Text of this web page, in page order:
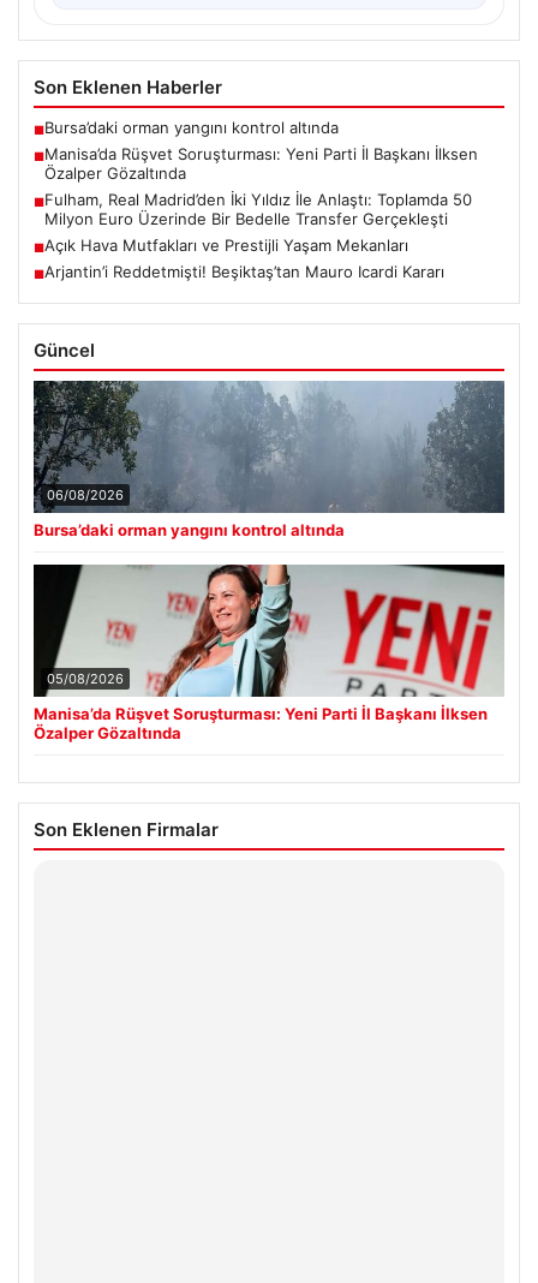
Son Eklenen Haberler
■Bursa’daki orman yangını kontrol altında
■Manisa’da Rüşvet Soruşturması: Yeni Parti İl Başkanı İlksen
Özalper Gözaltında
■Fulham, Real Madrid’den İki Yıldız İle Anlaştı: Toplamda 50
Milyon Euro Üzerinde Bir Bedelle Transfer Gerçekleşti
■Açık Hava Mutfakları ve Prestijli Yaşam Mekanları
■Arjantin’i Reddetmişti! Beşiktaş’tan Mauro Icardi Kararı
Güncel
06/08/2026
Bursa’daki orman yangını kontrol altında
05/08/2026
Manisa’da Rüşvet Soruşturması: Yeni Parti İl Başkanı İlksen
Özalper Gözaltında
Son Eklenen Firmalar